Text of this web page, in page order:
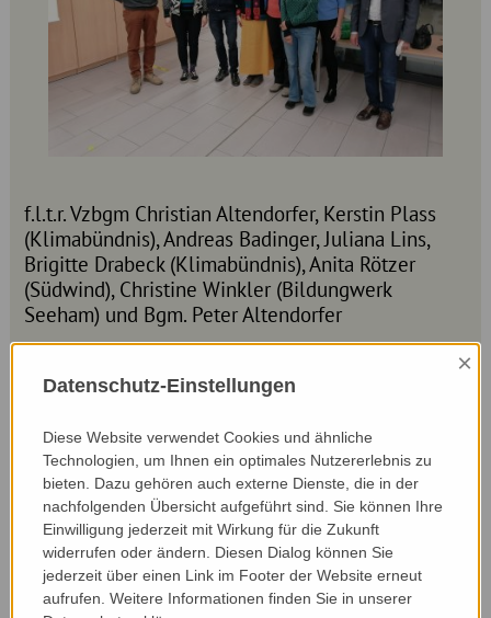
f.l.t.r. Vzbgm Christian Altendorfer, Kerstin Plass
(Klimabündnis), Andreas Badinger, Juliana Lins,
Brigitte Drabeck (Klimabündnis), Anita Rötzer
(Südwind), Christine Winkler (Bildungwerk
Seeham) und Bgm. Peter Altendorfer
© Bildungswerk Seeham
Datenschutz-Einstellungen
×
Diese Website verwendet Cookies und ähnliche
Technologien, um Ihnen ein optimales Nutzererlebnis zu
bieten. Dazu gehören auch externe Dienste, die in der
nachfolgenden Übersicht aufgeführt sind. Sie können Ihre
Einwilligung jederzeit mit Wirkung für die Zukunft
widerrufen oder ändern. Diesen Dialog können Sie
jederzeit über einen Link im Footer der Website erneut
aufrufen. Weitere Informationen finden Sie in unserer